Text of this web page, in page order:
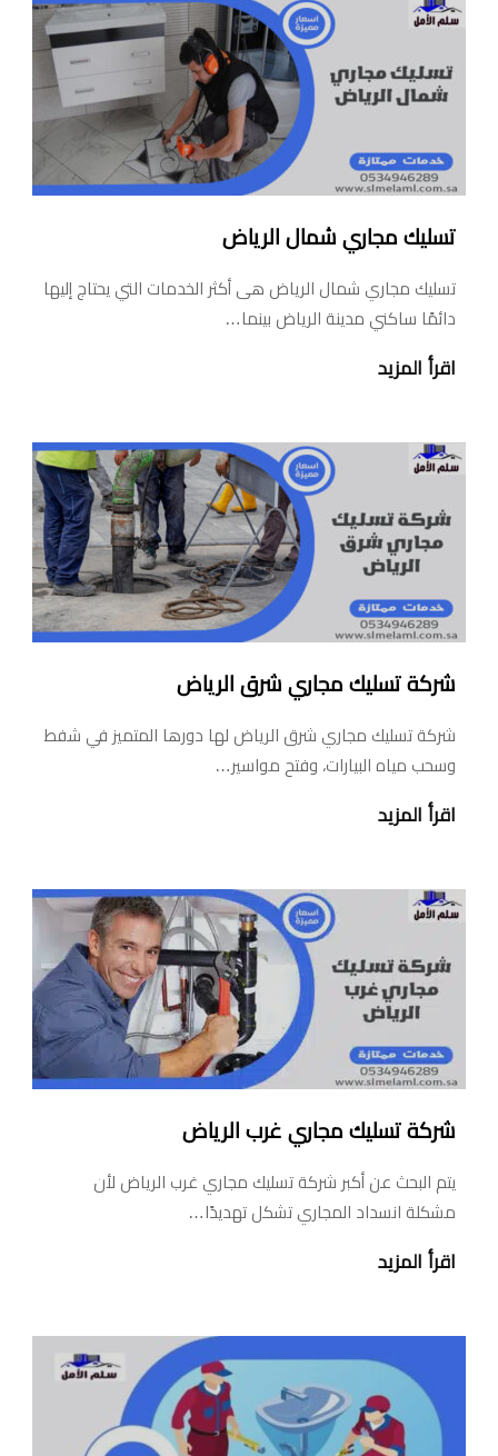
تسليك مجاري شمال الرياض
تسليك مجاري شمال الرياض هى أكثر الخدمات التي يحتاج إليها
دائمًا ساكني مدينة الرياض بينما…
اقرأ المزيد
شركة تسليك مجاري شرق الرياض
شركة تسليك مجاري شرق الرياض لها دورها المتميز في شفط
وسحب مياه البيارات، وفتح مواسير…
اقرأ المزيد
شركة تسليك مجاري غرب الرياض
يتم البحث عن أكبر شركة تسليك مجاري غرب الرياض لأن
مشكلة انسداد المجاري تشكل تهديدًا…
اقرأ المزيد